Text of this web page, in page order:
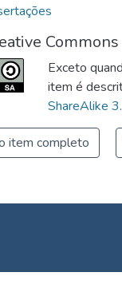
Commons
Exceto
item é
ShareAlike
item completo